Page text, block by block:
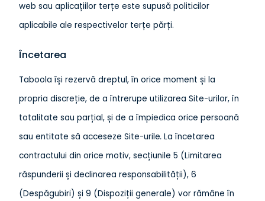
web sau aplicațiilor terțe este supusă politicilor
aplicabile ale respectivelor terțe părți.
Încetarea
Taboola își rezervă dreptul, în orice moment și la
propria discreție, de a întrerupe utilizarea Site-urilor, în
totalitate sau parțial, și de a împiedica orice persoană
sau entitate să acceseze Site-urile. La încetarea
contractului din orice motiv, secțiunile 5 (Limitarea
răspunderii și declinarea responsabilității), 6
(Despăgubiri) și 9 (Dispoziții generale) vor rămâne în